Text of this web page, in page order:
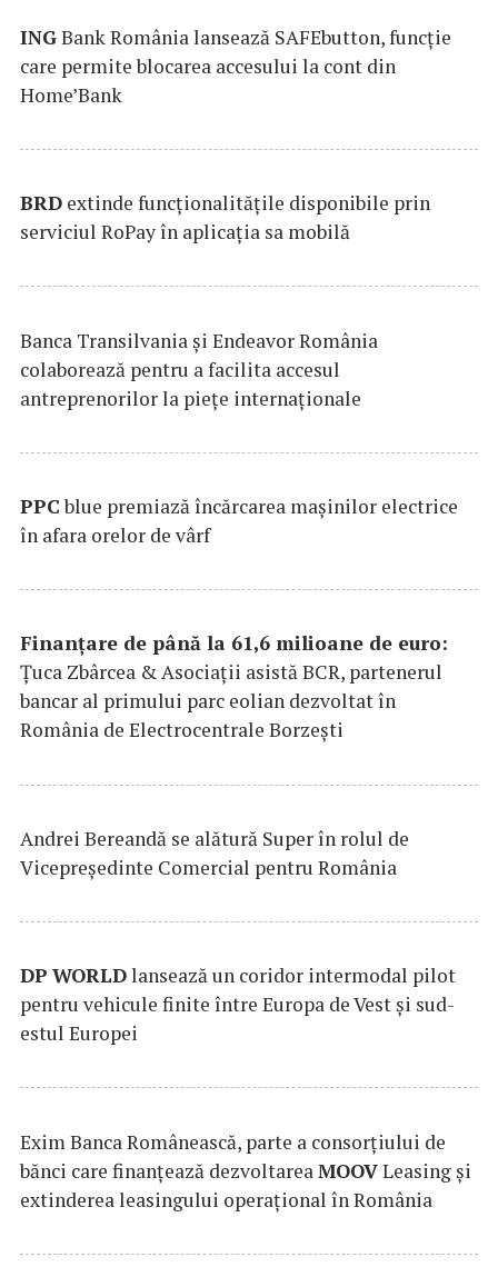
INGBank România lansează SAFEbutton, funcţie
care permite blocarea accesului la cont din
Home’Bank
BRD extinde funcţionalităţile disponibile prin
serviciul RoPay în aplicaţia sa mobilă
Banca Transilvania şi Endeavor România
colaborează pentru a facilita accesul
antreprenorilor la pieţe internaţionale
PPCblue premiază încărcarea maşinilor electrice
în afara orelor de vârf
Finanțare de până la 61,6 milioane de euro:
Țuca Zbârcea & Asociații asistă BCR, partenerul
bancar al primului parc eolian dezvoltat în
România de Electrocentrale Borzești
Andrei Bereandă se alătură Super în rolul de
Vicepreședinte Comercial pentru România
DP WORLDlansează un coridor intermodal pilot
pentru vehicule finite între Europa de Vest și sud-
estul Europei
Exim Banca Românească, parte a consorțiului de
bănci care finanțează dezvoltarea MOOVLeasing și
extinderea leasingului operațional în România